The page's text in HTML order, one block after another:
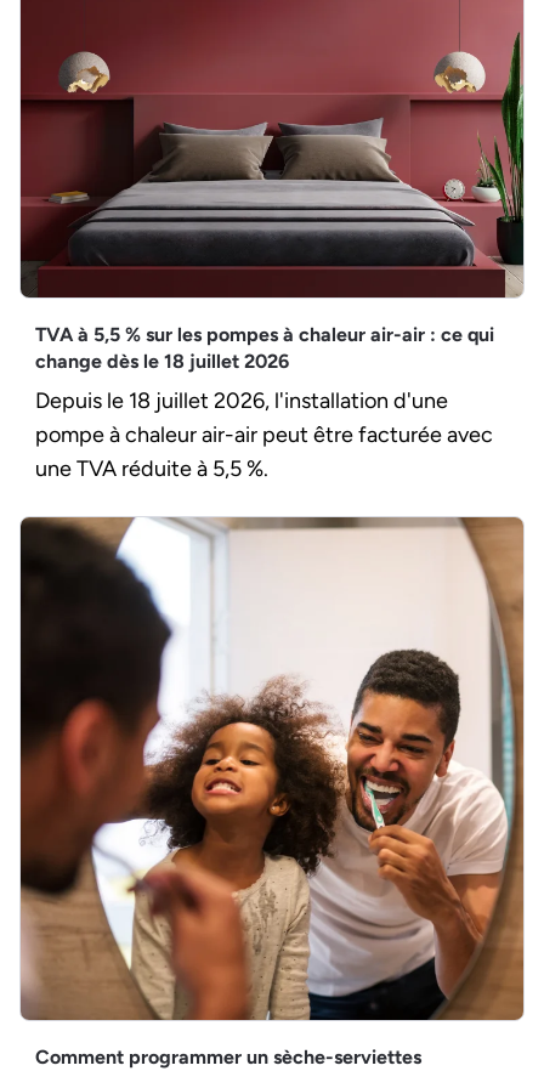
TVA à 5,5 % sur les pompes à chaleur air-air : ce qui
change dès le 18 juillet 2026
Depuis le 18 juillet 2026, l'installation d'une
pompe à chaleur air-air peut être facturée avec
une TVA réduite à 5,5 %.
Comment programmer un sèche-serviettes